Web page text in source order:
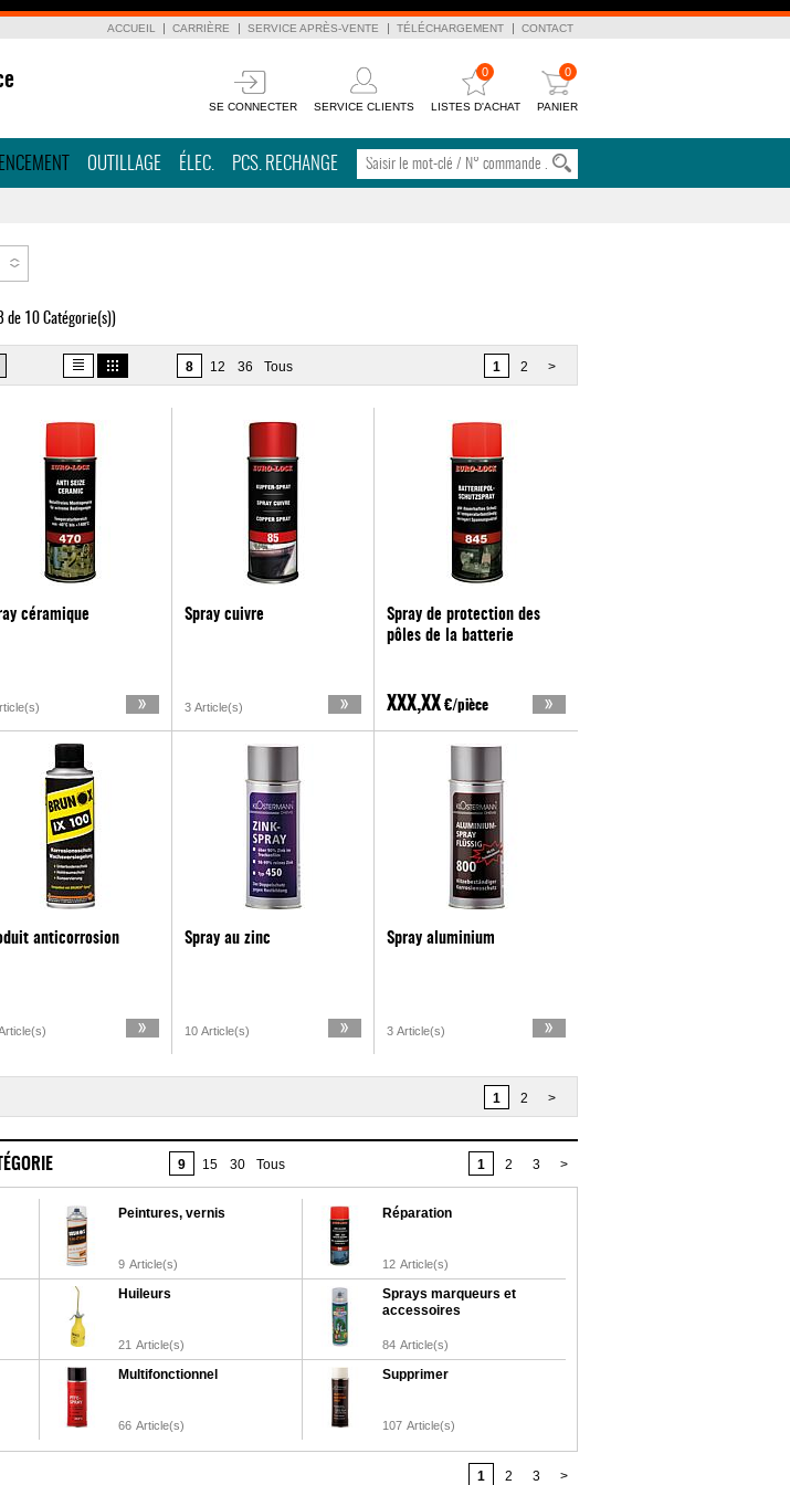
ACCUEIL CARRIÈRE SERVICE APRÈS-VENTE TÉLÉCHARGEMENT CONTACT
SE CONNECTER SERVICE CLIENTS
0
LISTES D'ACHAT
0
PANIER
OUTILLAGE ÉLEC. PCS. RECHANGE
de 10 Catégorie(s))
8 12 36 Tous 1 2 >
céramique Spray cuivre
3 Article(s)
Spray de protection des
pôles de la batterie
XXX,XX €/pièce
anticorrosion Spray au zinc
10 Article(s)
Spray aluminium
3 Article(s)
1 2 >
9 15 30 Tous 1 2 3 >
Peintures, vernis
9 Article(s)
Réparation
12 Article(s)
Huileurs
21 Article(s)
Sprays marqueurs et
accessoires
84 Article(s)
Multifonctionnel
66 Article(s)
Supprimer
107 Article(s)
1 2 3 >